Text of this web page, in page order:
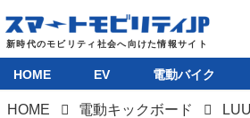
HOME EV 電動バイク
HOME 電動キックボード